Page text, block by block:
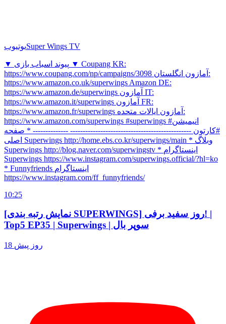
یوتیوبSuper Wings TV
▼ پیوند اسباب بازی ▼ Coupang KR:
https://www.coupang.com/np/campaigns/3098 آمازون انگلستان:
https://www.amazon.co.uk/superwings Amazon DE:
https://www.amazon.de/superwings آمازون IT:
https://www.amazon.it/superwings آمازون FR:
https://www.amazon.fr/superwings آمازون ایالات متحده:
https://www.amazon.com/superwings #superwings #انیمیشن
#کارتون ------------------------------------------------ -------------- * صفحه
اصلی Superwings http://home.ebs.co.kr/superwings/main * وبلاگ
Superwings http://blog.naver.com/superwingstv * اینستاگرام
Superwings https://www.instagram.com/superwings.official/?hl=ko
* Funnyfriends اینستاگرام
https://www.instagram.com/ff_funnyfriends/
10:25
[نمایش رتبه بندی SUPERWINGS] روز سفید برفی! |
Top5 EP35 | Superwings | سوپر بال
18 روز پیش